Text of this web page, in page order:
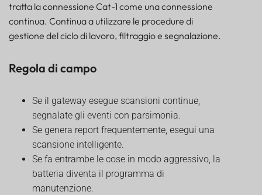
tratta la connessione Cat-1 come una connessione
continua. Continua a utilizzare le procedure di
gestione del ciclo di lavoro, filtraggio e segnalazione.
Regola di campo
Se il gateway esegue scansioni continue,
segnalate gli eventi con parsimonia.
Se genera report frequentemente, esegui una
scansione intelligente.
Se fa entrambe le cose in modo aggressivo, la
batteria diventa il programma di
manutenzione.